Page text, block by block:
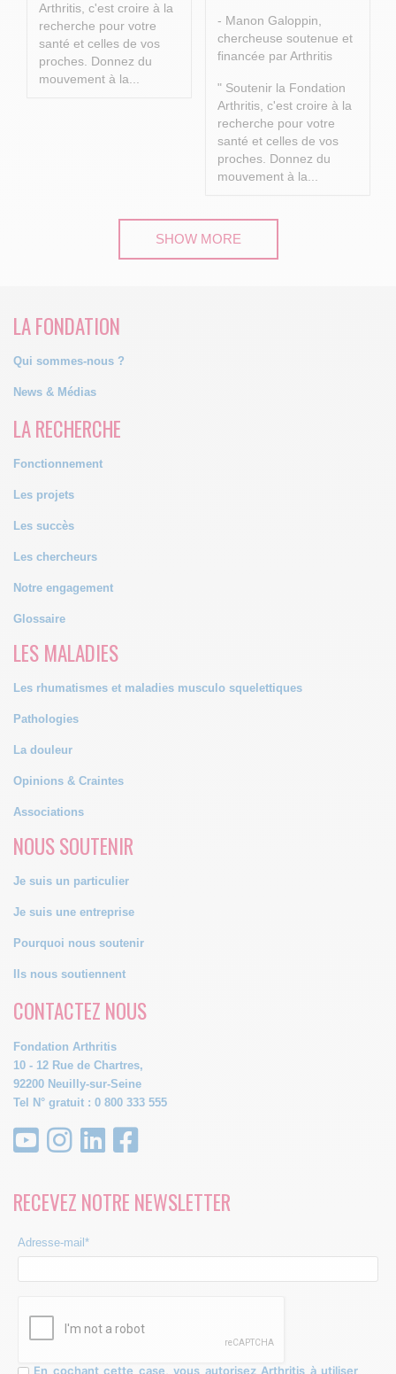
Arthritis, c'est croire à la
recherche pour votre
santé et celles de vos
proches. Donnez du
mouvement à la...
- Manon Galoppin,
chercheuse soutenue et
financée par Arthritis
" Soutenir la Fondation
Arthritis, c'est croire à la
recherche pour votre
santé et celles de vos
proches. Donnez du
mouvement à la...
SHOW MORE
LA FONDATION
Qui sommes-nous ?
News & Médias
LA RECHERCHE
Fonctionnement
Les projets
Les succès
Les chercheurs
Notre engagement
Glossaire
LES MALADIES
Les rhumatismes et maladies musculo squelettiques
Pathologies
La douleur
Opinions & Craintes
Associations
NOUS SOUTENIR
Je suis un particulier
Je suis une entreprise
Pourquoi nous soutenir
Ils nous soutiennent
CONTACTEZ NOUS
Fondation Arthritis
10 - 12 Rue de Chartres,
92200 Neuilly-sur-Seine
Tel N° gratuit : 0 800 333 555
RECEVEZ NOTRE NEWSLETTER
Adresse-mail*
En cochant cette case, vous autorisez Arthritis à utiliser